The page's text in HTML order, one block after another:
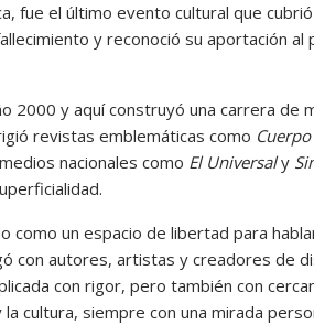
fue el último evento cultural que
y reconoció su aportación al
2000 y aquí construyó una carrera de
revistas emblemáticas como
nacionales como El Universaly
como un espacio de libertad para
con autores, artistas y creadores de
con rigor, pero también con
cultura, siempre con una mirada